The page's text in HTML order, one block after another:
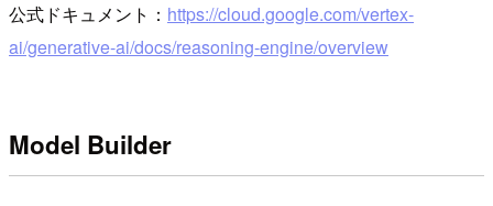
公式ドキュメント： https://cloud.google.com/vertex-
ai/generative-ai/docs/reasoning-engine/overview
Model Builder